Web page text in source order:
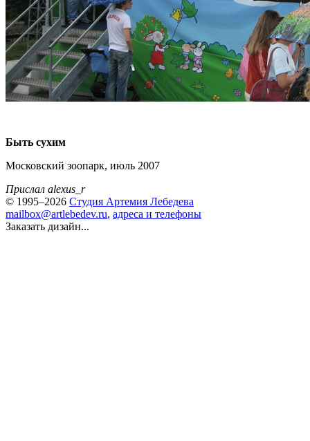
Быть сухим
Московский зоопарк, июль 2007
Прислал alexus_r
© 1995–2026 Студия Артемия Лебедева
mailbox@artlebedev.ru, адреса и телефоны
Заказать дизайн...